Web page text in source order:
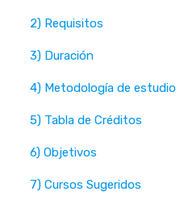
2) Requisitos
3) Duración
4) Metodología de estudio
5) Tabla de Créditos
6) Objetivos
7) Cursos Sugeridos